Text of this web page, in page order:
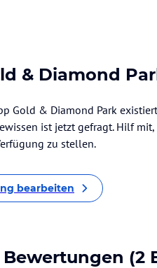
& Diamond
Gold & Diamond Park
ist jetzt gefragt. Hilf
zu stellen.
bearbeiten
Bewertungen (2